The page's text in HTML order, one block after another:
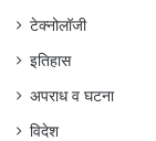
टेक्नोलॉजी
इतिहास
अपराध व घटना
विदेश